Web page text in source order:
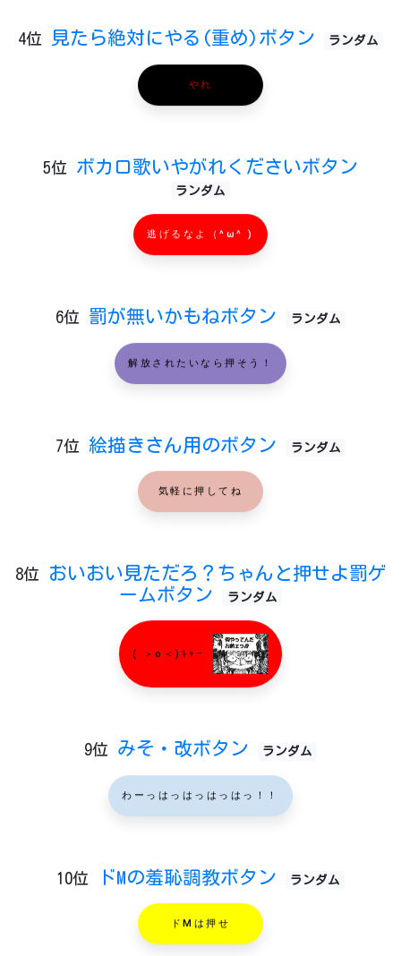
4位 見たら絶対にやる(重め)ボタン ランダム
やれ
5位 ボカロ歌いやがれくださいボタン
ランダム
逃げるなよ（^ω^ )
6位 罰が無いかもねボタン ランダム
解放されたいなら押そう！
7位 絵描きさん用のボタン ランダム
気軽に押してね
8位
おいおい見ただろ？ちゃんと押せよ罰ゲ
ームボタン
ランダム
( ＞o＜)ｷｬｰ
9位 みそ・改ボタン ランダム
わーっはっはっはっはっ！！
10位 ドMの羞恥調教ボタン ランダム
ドMは押せ